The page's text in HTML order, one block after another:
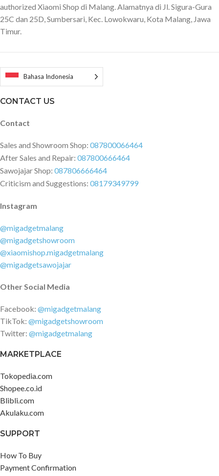
authorized Xiaomi Shop di Malang. Alamatnya di Jl. Sigura-Gura
25C dan 25D, Sumbersari, Kec. Lowokwaru, Kota Malang, Jawa
Timur.
Bahasa Indonesia
CONTACT US
Contact
Sales and Showroom Shop: 087800066464
After Sales and Repair: 087800666464
Sawojajar Shop: 087806666464
Criticism and Suggestions: 08179349799
Instagram
@migadgetmalang
@migadgetshowroom
@xiaomishop.migadgetmalang
@migadgetsawojajar
Other Social Media
Facebook: @migadgetmalang
TikTok: @migadgetshowroom
Twitter: @migadgetmalang
MARKETPLACE
Tokopedia.com
Shopee.co.id
Blibli.com
Akulaku.com
SUPPORT
How To Buy
Payment Confirmation